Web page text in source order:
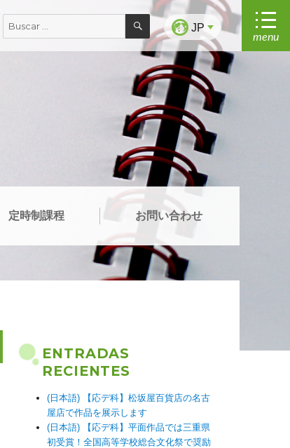
Buscar
por:
BUSCAR
JP
menu
定時制課程 お問い合わせ
ENTRADAS
RECIENTES
(日本語) 【応デ科】松坂屋百貨店の名古
屋店で作品を展示します
(日本語) 【応デ科】平面作品では三重県
初受賞！全国高等学校総合文化祭で奨励